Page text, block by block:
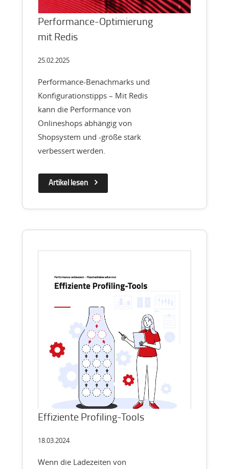
Performance-Optimierung
mit Redis
25.02.2025
Performance-Benachmarks und
Konfigurationstipps – Mit Redis
kann die Performance von
Onlineshops abhängig von
Shopsystem und -größe stark
verbessert werden.
Artikel lesen
Effiziente Profiling-Tools
18.03.2024
Wenn die Ladezeiten von